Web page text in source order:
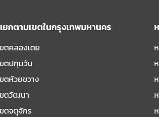
ยกตามเขตในกรุงเทพมหานคร
ตคลองเตย
ตปทุมวัน
ตห้วยขวาง
ขตวัฒนา
ตจตุจักร